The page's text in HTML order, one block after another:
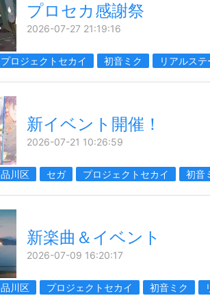
プロセカ感謝祭
2026-07-27 21:19:16
プロジェクトセカイ 初音ミク リアルステ
新イベント開催！
2026-07-21 10:26:59
品川区 セガ プロジェクトセカイ 初音
新楽曲＆イベント
2026-07-09 16:20:17
品川区 プロジェクトセカイ 初音ミク